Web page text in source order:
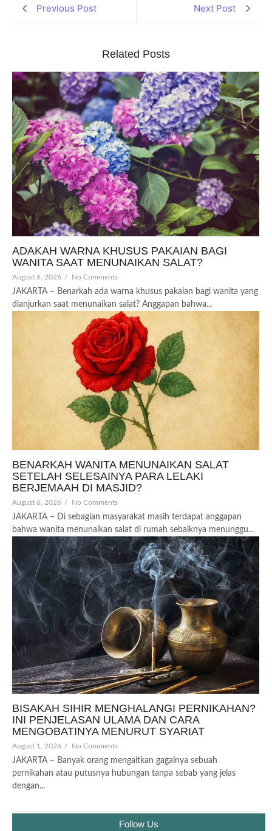
Previous Post Next Post
Related Posts
ADAKAH WARNA KHUSUS PAKAIAN BAGI
WANITA SAAT MENUNAIKAN SALAT?
August 6, 2026 / No Comments
JAKARTA – Benarkah ada warna khusus pakaian bagi wanita yang
dianjurkan saat menunaikan salat? Anggapan bahwa...
BENARKAH WANITA MENUNAIKAN SALAT
SETELAH SELESAINYA PARA LELAKI
BERJEMAAH DI MASJID?
August 6, 2026 / No Comments
JAKARTA – Di sebagian masyarakat masih terdapat anggapan
bahwa wanita menunaikan salat di rumah sebaiknya menunggu...
BISAKAH SIHIR MENGHALANGI PERNIKAHAN?
INI PENJELASAN ULAMA DAN CARA
MENGOBATINYA MENURUT SYARIAT
August 1, 2026 / No Comments
JAKARTA – Banyak orang mengaitkan gagalnya sebuah
pernikahan atau putusnya hubungan tanpa sebab yang jelas
dengan...
Follow Us